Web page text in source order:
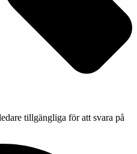
tillgängliga för att svara på